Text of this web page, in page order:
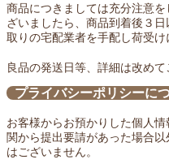
商品につきましては充分注意
ざいましたら、商品到着後３
取りの宅配業者を手配し荷受け
良品の発送日等、詳細は改めて
プライバシーポリシーに
お客様からお預かりした個人
関から提出要請があった場合
はございません。